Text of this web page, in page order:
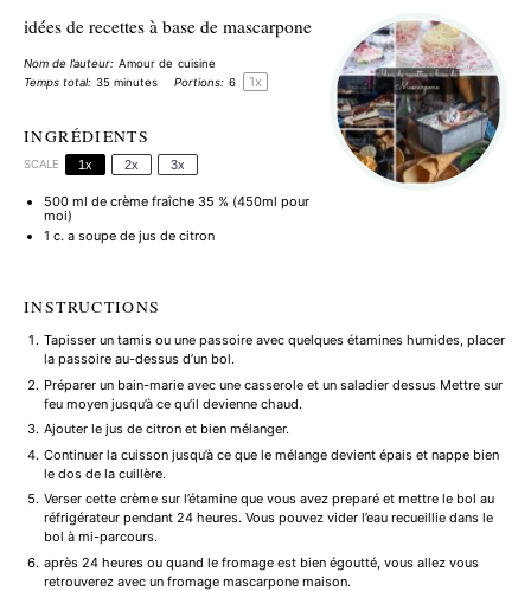
idées de recettes à base de mascarpone
Nom de l’auteur: Amour de cuisine
Temps total: 35 minutes Portions: 6 1x
INGRÉDIENTS
SCALE 1x 2x 3x
500ml de crème fraîche 35 % (450ml pour
moi)
1 c. a soupe de jus de citron
INSTRUCTIONS
Tapisser un tamis ou une passoire avec quelques étamines humides, placer
la passoire au-dessus d’un bol.
Préparer un bain-marie avec une casserole et un saladier dessus Mettre sur
feu moyen jusqu’à ce qu’il devienne chaud.
Ajouter le jus de citron et bien mélanger.
Continuer la cuisson jusqu’à ce que le mélange devient épais et nappe bien
le dos de la cuillère.
Verser cette crème sur l’étamine que vous avez preparé et mettre le bol au
réfrigérateur pendant 24 heures. Vous pouvez vider l’eau recueillie dans le
bol à mi-parcours.
après 24 heures ou quand le fromage est bien égoutté, vous allez vous
retrouverez avec un fromage mascarpone maison.